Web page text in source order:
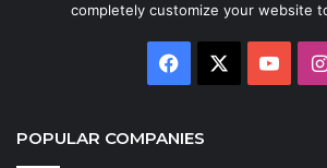
completely customize your website
Facebook
POPULAR COMPANIES